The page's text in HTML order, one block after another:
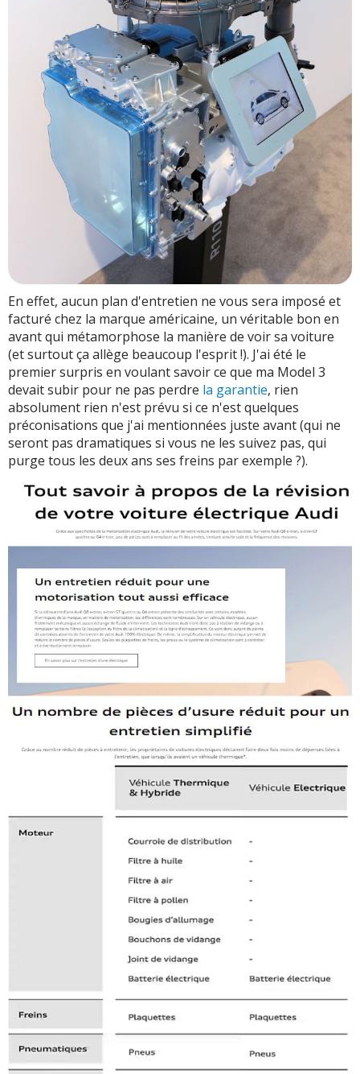
En effet, aucun plan d'entretien ne vous sera imposé et
facturé chez la marque américaine, un véritable bon en
avant qui métamorphose la manière de voir sa voiture
(et surtout ça allège beaucoup l'esprit !). J'ai été le
premier surpris en voulant savoir ce que ma Model 3
devait subir pour ne pas perdre la garantie, rien
absolument rien n'est prévu si ce n'est quelques
préconisations que j'ai mentionnées juste avant (qui ne
seront pas dramatiques si vous ne les suivez pas, qui
purge tous les deux ans ses freins par exemple ?).